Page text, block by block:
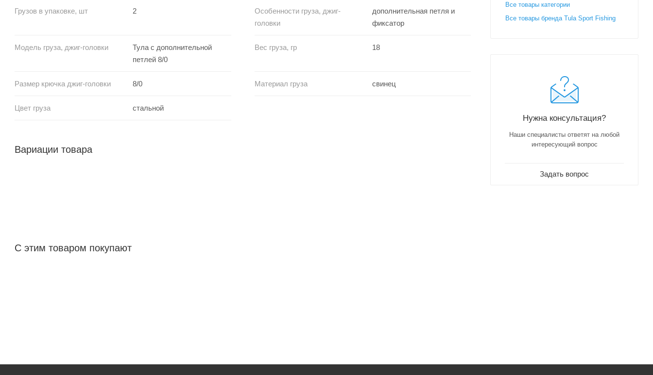
Грузов в упаковке, шт 2
Особенности груза, джиг-
головки
дополнительная петля и
фиксатор
Модель груза, джиг-головки
Тула с дополнительной
петлей 8/0
Вес груза, гр 18
Размер крючка джиг-головки 8/0 Материал груза свинец
Цвет груза стальной
Вариации товара
С этим товаром покупают
Все товары категории
Все товары бренда Tula Sport Fishing
Нужна консультация?
Наши специалисты ответят на любой
интересующий вопрос
Задать вопрос